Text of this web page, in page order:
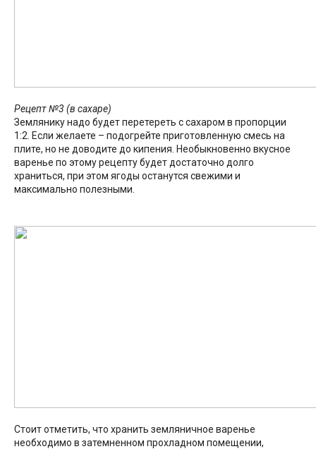
Рецепт №3 (в сахаре)
Землянику надо будет перетереть с сахаром в пропорции
1:2. Если желаете – подогрейте приготовленную смесь на
плите, но не доводите до кипения. Необыкновенно вкусное
варенье по этому рецепту будет достаточно долго
храниться, при этом ягоды останутся свежими и
максимально полезными.
Стоит отметить, что хранить земляничное варенье
необходимо в затемненном прохладном помещении,